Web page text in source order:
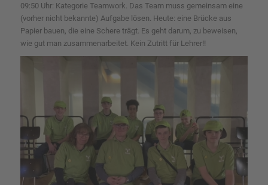
09:50 Uhr: Kategorie Teamwork. Das Team muss gemeinsam eine
(vorher nicht bekannte) Aufgabe lösen. Heute: eine Brücke aus
Papier bauen, die eine Schere trägt. Es geht darum, zu beweisen,
wie gut man zusammenarbeitet. Kein Zutritt für Lehrer!!